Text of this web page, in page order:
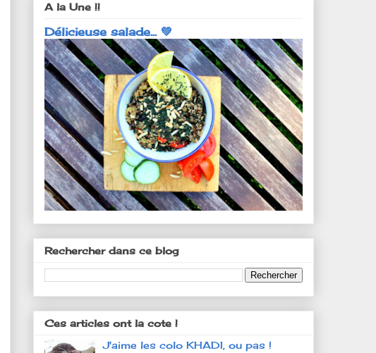
A la Une !!
Délicieuse salade... 💚
Rechercher dans ce blog
Ces articles ont la cote !
J'aime les colo KHADI, ou pas !